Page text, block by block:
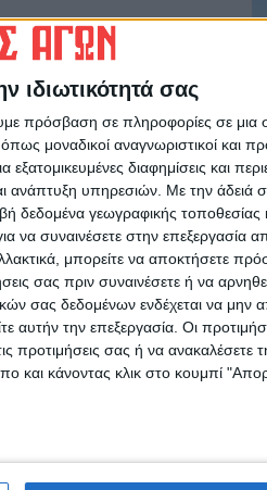
ιδιωτικότητά σας
πρόσβαση σε πληροφορίες σε
μοναδικοί αναγνωριστικοί και
διαφημίσεις και
ανάπτυξη υπηρεσιών. Με την άδειά
δεδομένα γεωγραφικής τοποθεσίας
συναινέσετε στην επεξεργασία
μπορείτε να αποκτήσετε
σας πριν συναινέσετε ή να
σας δεδομένων ενδέχεται να μην
αυτήν την επεξεργασία. Οι
προτιμήσεις σας ή να ανακαλέσετε
και κάνοντας κλικ στο κουμπί
News!
της Θεσσαλίας
ΕΠΟΜΕΝΟ ΑΡΘΡΟ
κτήμα με αχλαδιές
και...νταμάρια- τεράστια
Κιόσκι (ΦΩΤΟ-ΒΙΝΤΕΟ)